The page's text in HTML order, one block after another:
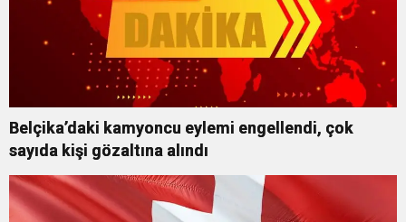
Belçika’daki kamyoncu eylemi engellendi, çok
sayıda kişi gözaltına alındı